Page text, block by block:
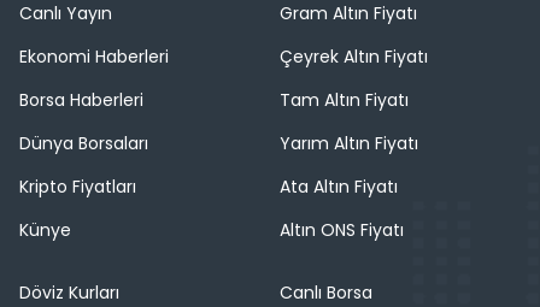
Canlı Yayın
Ekonomi Haberleri
Borsa Haberleri
Dünya Borsaları
Kripto Fiyatları
Künye
Gram Altın Fiyatı
Çeyrek Altın Fiyatı
Tam Altın Fiyatı
Yarım Altın Fiyatı
Ata Altın Fiyatı
Altın ONS Fiyatı
Döviz Kurları
Canlı Borsa